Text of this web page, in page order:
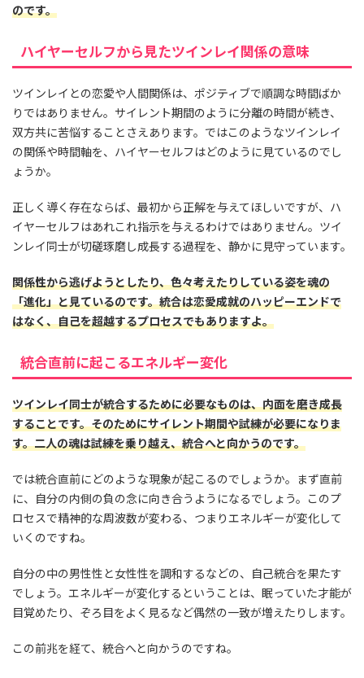
のです。
ハイヤーセルフから見たツインレイ関係の意味
ツインレイとの恋愛や人間関係は、ポジティブで順調な時間ばか
りではありません。サイレント期間のように分離の時間が続き、
双方共に苦悩することさえあります。ではこのようなツインレイ
の関係や時間軸を、ハイヤーセルフはどのように見ているのでし
ょうか。
正しく導く存在ならば、最初から正解を与えてほしいですが、ハ
イヤーセルフはあれこれ指示を与えるわけではありません。ツイ
ンレイ同士が切磋琢磨し成長する過程を、静かに見守っています。
関係性から逃げようとしたり、色々考えたりしている姿を魂の
「進化」と見ているのです。統合は恋愛成就のハッピーエンドで
はなく、自己を超越するプロセスでもありますよ。
統合直前に起こるエネルギー変化
ツインレイ同士が統合するために必要なものは、内面を磨き成長
することです。そのためにサイレント期間や試練が必要になりま
す。二人の魂は試練を乗り越え、統合へと向かうのです。
では統合直前にどのような現象が起こるのでしょうか。まず直前
に、自分の内側の負の念に向き合うようになるでしょう。このプ
ロセスで精神的な周波数が変わる、つまりエネルギーが変化して
いくのですね。
自分の中の男性性と女性性を調和するなどの、自己統合を果たす
でしょう。エネルギーが変化するということは、眠っていた才能が
目覚めたり、ぞろ目をよく見るなど偶然の一致が増えたりします。
この前兆を経て、統合へと向かうのですね。